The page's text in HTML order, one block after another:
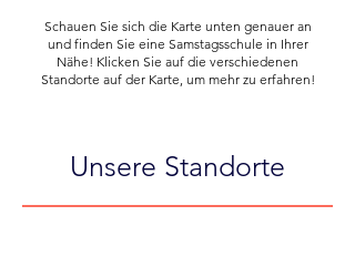
Schauen Sie sich die Karte unten genauer an
und finden Sie eine Samstagsschule in Ihrer
Nähe! Klicken Sie auf die verschiedenen
Standorte auf der Karte, um mehr zu erfahren!
Unsere Standorte